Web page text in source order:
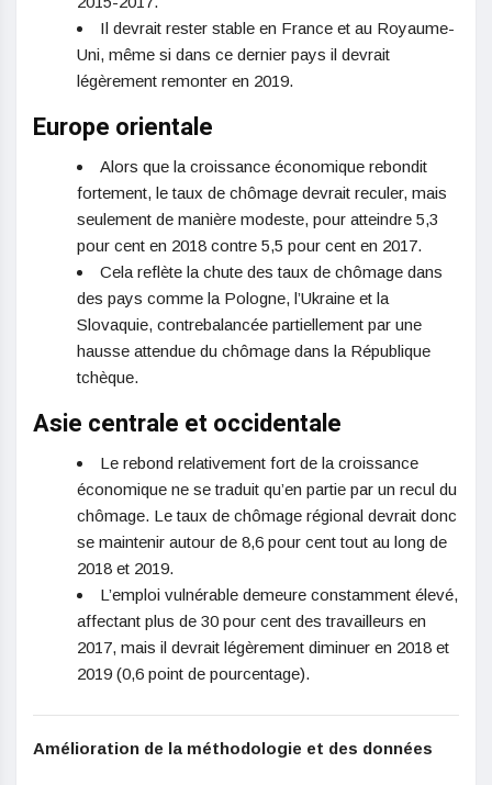
Il devrait rester stable en France et au Royaume-
Uni, même si dans ce dernier pays il devrait
légèrement remonter en 2019.
Europe orientale
Alors que la croissance économique rebondit
fortement, le taux de chômage devrait reculer, mais
seulement de manière modeste, pour atteindre 5,3
pour cent en 2018 contre 5,5 pour cent en 2017.
Cela reflète la chute des taux de chômage dans
des pays comme la Pologne, l’Ukraine et la
Slovaquie, contrebalancée partiellement par une
hausse attendue du chômage dans la République
tchèque.
Asie centrale et occidentale
Le rebond relativement fort de la croissance
économique ne se traduit qu’en partie par un recul du
chômage. Le taux de chômage régional devrait donc
se maintenir autour de 8,6 pour cent tout au long de
2018 et 2019.
L’emploi vulnérable demeure constamment élevé,
affectant plus de 30 pour cent des travailleurs en
2017, mais il devrait légèrement diminuer en 2018 et
2019 (0,6 point de pourcentage).
Amélioration de la méthodologie et des données